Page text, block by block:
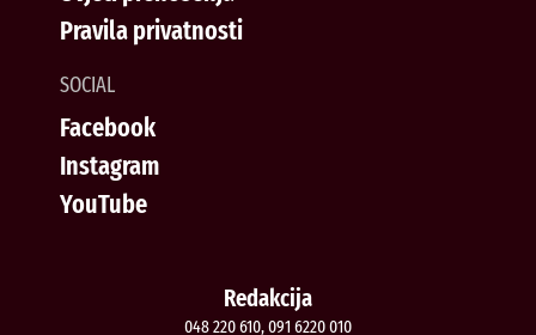
Pravila privatnosti
SOCIAL
Facebook
Instagram
YouTube
Redakcija
048 220 610, 091 6220 010